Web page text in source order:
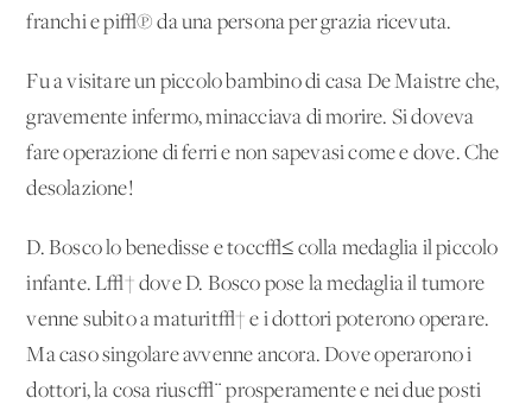
franchi e pi√π da una persona per grazia ricevuta.
Fu a visitare un piccolo bambino di casa De Maistre che,
gravemente infermo, minacciava di morire. Si doveva
fare operazione di ferri e non sapevasi come e dove. Che
desolazione!
D. Bosco lo benedisse e tocc√≤ colla medaglia il piccolo
infante. L√† dove D. Bosco pose la medaglia il tumore
venne subito a maturit√† e i dottori poterono operare.
Ma caso singolare avvenne ancora. Dove operarono i
dottori, la cosa riusc√¨ prosperamente e nei due posti